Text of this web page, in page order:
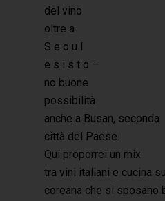
del vino
oltre a
S e o u l
e s i s t o –
no buone
possibilità
anche a Busan, seconda
città del Paese.
Qui proporrei un mix
tra vini italiani e cucina
coreana che si sposano